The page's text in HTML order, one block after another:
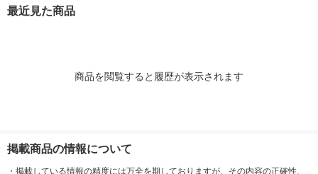
タオル 日本製紙クレ
最近見た商品
商品を閲覧すると履歴が表示されます
掲載商品の情報について
・ 掲載している情報の精度には万全を期しておりますが、その内容の正確性、